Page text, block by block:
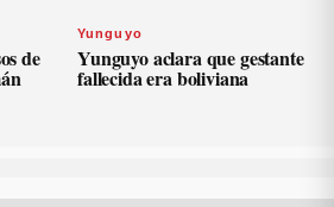
de
Yunguyo
Yunguyo aclara que gestante
fallecida era boliviana